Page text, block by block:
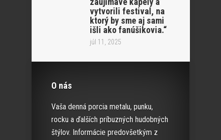
vytvorili festival, na
ktorý by sme aj sami
išli ako fanúšikovia.“
júl 11, 2025
O nás
Vaša denná porcia metalu, punku,
rocku a ďalších príbuzných hudobných
štýlov. Informácie predovšetkým z